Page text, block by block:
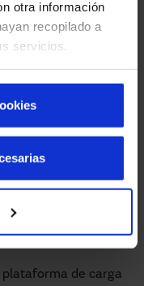
otra información
recopilado a
servicios.
do cliente
carga
muito bem
de cargaou aporta
edifício e que a
seja mais
plataforma de carga